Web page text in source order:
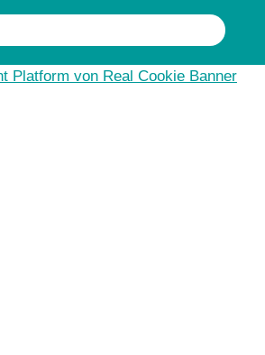
Platform von Real Cookie Banner